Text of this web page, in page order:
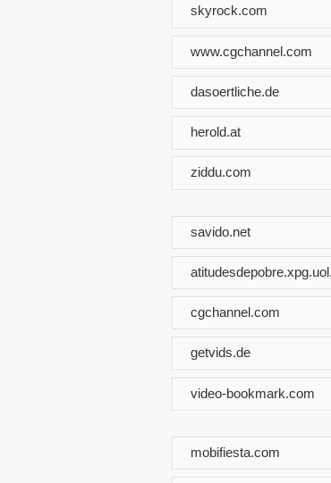
skyrock.com
www.cgchannel.com
dasoertliche.de
herold.at
ziddu.com
savido.net
cgchannel.com
getvids.de
video-bookmark.com
mobifiesta.com